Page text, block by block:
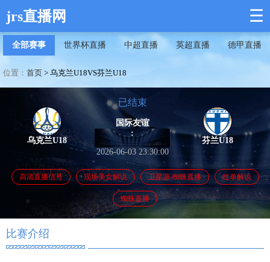
jrs直播网 ☰
全部赛事 世界杯直播 中超直播 英超直播 德甲直播
位置： 首页 > 乌克兰U18VS芬兰U18
乌克兰U18
已结束
国际友谊
:
2026-06-03 23:30:00
芬兰U18
高清直播信号 现场美女解说 卫星源-蜘蛛直播 红单解说
蜘蛛直播
比赛介绍